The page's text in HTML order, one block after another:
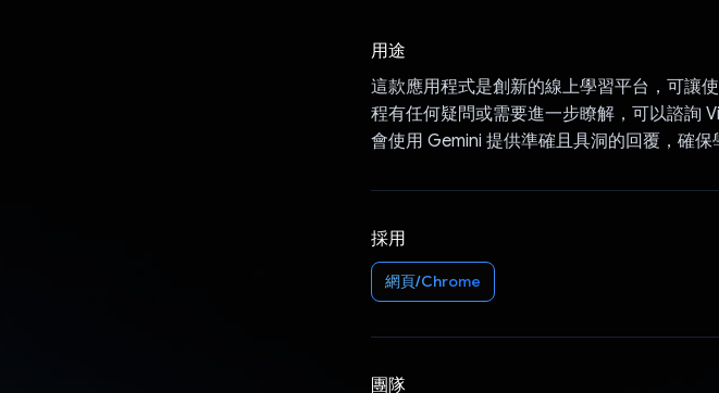
用途
這款應用程式是創新的線上學習平台，可讓
程有任何疑問或需要進一步瞭解，可以諮詢
會使用 Gemini 提供準確且具洞的回覆，確保
採用
網頁/Chrome
團隊